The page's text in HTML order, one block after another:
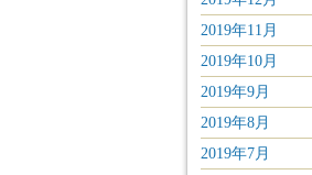
2019年11月
2019年10月
2019年9月
2019年8月
2019年7月